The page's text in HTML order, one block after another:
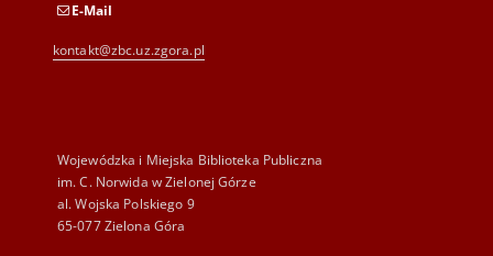
E-Mail
kontakt@zbc.uz.zgora.pl
Wojewódzka i Miejska Biblioteka Publiczna
im. C. Norwida w Zielonej Górze
al. Wojska Polskiego 9
65-077 Zielona Góra